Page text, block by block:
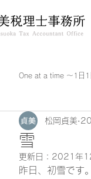
One at a time ～1日1
雪
松岡貞美
更新日： 2021年
昨日、初雪です